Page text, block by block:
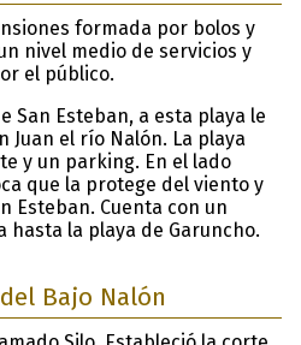
formada por bolos y
nivel medio de servicios y
el público.
San Esteban, a esta playa le
Juan el río Nalón. La playa
y un parking. En el lado
que la protege del viento y
Esteban. Cuenta con un
hasta la playa de Garuncho.
Bajo Nalón